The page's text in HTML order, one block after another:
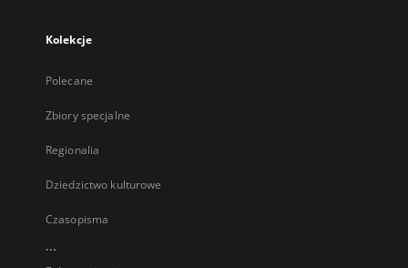
Kolekcje
Polecane
Zbiory specjalne
Regionalia
Dziedzictwo kulturowe
Czasopisma
...